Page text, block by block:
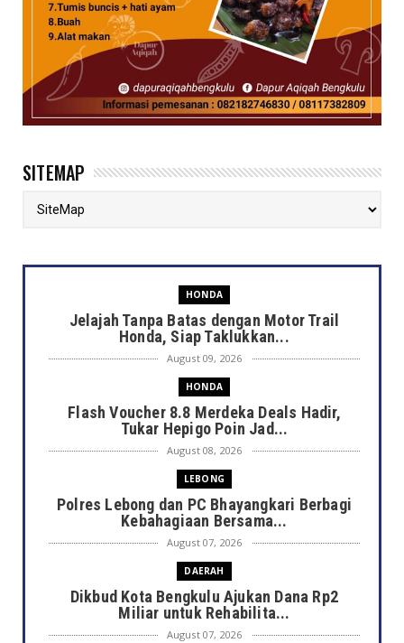
SITEMAP
HONDA
Jelajah Tanpa Batas dengan Motor Trail
Honda, Siap Taklukkan...
August 09, 2026
HONDA
Flash Voucher 8.8 Merdeka Deals Hadir,
Tukar Hepigo Poin Jad...
August 08, 2026
LEBONG
Polres Lebong dan PC Bhayangkari Berbagi
Kebahagiaan Bersama...
August 07, 2026
DAERAH
Dikbud Kota Bengkulu Ajukan Dana Rp2
Miliar untuk Rehabilita...
August 07, 2026